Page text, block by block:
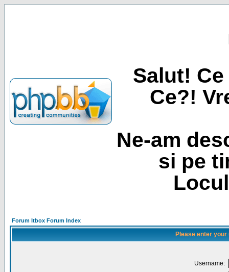
Salut!
Ce?!
Ne-am
si pe
Forum Itbox Forum Index
Please enter
Username: